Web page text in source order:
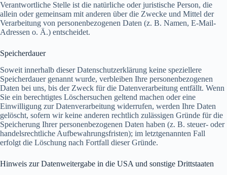
Verantwortliche Stelle ist die natürliche oder juristische Person, die
allein oder gemeinsam mit anderen über die Zwecke und Mittel der
Verarbeitung von personenbezogenen Daten (z. B. Namen, E-Mail-
Adressen o. Ä.) entscheidet.
Speicherdauer
Soweit innerhalb dieser Datenschutzerklärung keine speziellere
Speicherdauer genannt wurde, verbleiben Ihre personenbezogenen
Daten bei uns, bis der Zweck für die Datenverarbeitung entfällt. Wenn
Sie ein berechtigtes Löschersuchen geltend machen oder eine
Einwilligung zur Datenverarbeitung widerrufen, werden Ihre Daten
gelöscht, sofern wir keine anderen rechtlich zulässigen Gründe für die
Speicherung Ihrer personenbezogenen Daten haben (z. B. steuer- oder
handelsrechtliche Aufbewahrungsfristen); im letztgenannten Fall
erfolgt die Löschung nach Fortfall dieser Gründe.
Hinweis zur Datenweitergabe in die USA und sonstige Drittstaaten